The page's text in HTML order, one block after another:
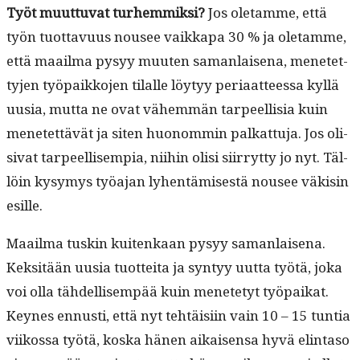
Työt muut­tuvat turhem­mik­si?Jos ole­tamme, että
työn tuot­tavu­us nousee vaikka­pa 30 % ja ole­tamme,
että maail­ma pysyy muuten saman­laise­na, menetet­
ty­jen työ­paikko­jen tilalle löy­tyy peri­aat­teessa kyl­lä
uusia, mut­ta ne ovat vähem­män tarpeel­lisia kuin
menetet­tävät ja siten huonom­min palkat­tu­ja. Jos oli­
si­vat tarpeel­lisem­pia, niihin olisi siir­ryt­ty jo nyt. Täl­
löin kysymys työa­jan lyhen­tämis­es­tä nousee väk­isin
esille.
Maail­ma tuskin kuitenkaan pysyy saman­laise­na.
Kek­sitään uusia tuot­tei­ta ja syn­tyy uut­ta työtä, joka
voi olla tähdel­lisem­pää kuin menete­tyt työ­paikat.
Keynes ennusti, että nyt tehtäisi­in vain 10 – 15 tun­tia
viikos­sa työtä, kos­ka hänen aikaisen­sa hyvä elin­ta­so